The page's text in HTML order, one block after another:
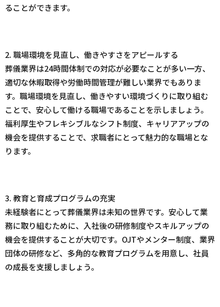
ることができます。
2. 職場環境を見直し、働きやすさをアピールする
葬儀業界は24時間体制での対応が必要なことが多い一方、
適切な休暇取得や労働時間管理が難しい業界でもありま
す。職場環境を見直し、働きやすい環境づくりに取り組む
ことで、安心して働ける職場であることを示しましょう。
福利厚生やフレキシブルなシフト制度、キャリアアップの
機会を提供することで、求職者にとって魅力的な職場とな
ります。
3. 教育と育成プログラムの充実
未経験者にとって葬儀業界は未知の世界です。安心して業
務に取り組むために、入社後の研修制度やスキルアップの
機会を提供することが大切です。OJTやメンター制度、業界
団体の研修など、多角的な教育プログラムを用意し、社員
の成長を支援しましょう。